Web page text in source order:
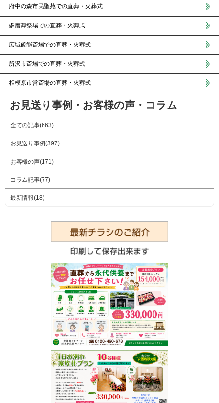
府中の森市民聖苑での直葬・火葬式
多磨葬祭場での直葬・火葬式
広域飯能斎場での直葬・火葬式
所沢市斎場での直葬・火葬式
相模原市営斎場の直葬・火葬式
お見送り事例・お客様の声・コラム
全ての記事(663)
お見送り事例(397)
お客様の声(171)
コラム記事(77)
最新情報(18)